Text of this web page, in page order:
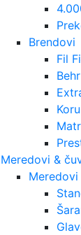
Brendovi
Fil
Behr
Meredovi &